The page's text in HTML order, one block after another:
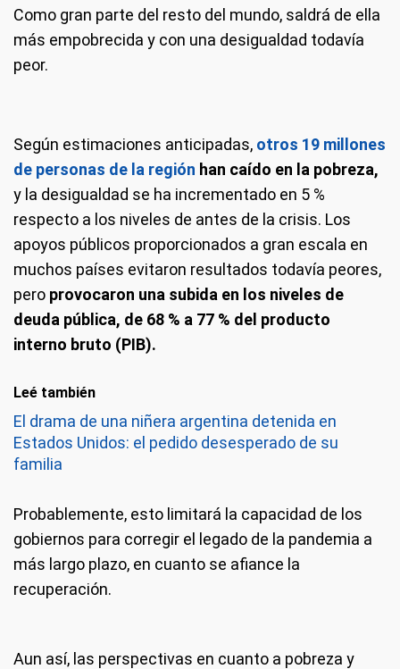
Como gran parte del resto del mundo, saldrá de ella
más empobrecida y con una desigualdad todavía
peor.
Según estimaciones anticipadas, otros 19 millones
de personas de la región han caído en la pobreza,
y la desigualdad se ha incrementado en 5 %
respecto a los niveles de antes de la crisis. Los
apoyos públicos proporcionados a gran escala en
muchos países evitaron resultados todavía peores,
pero provocaron una subida en los niveles de
deuda pública, de 68 % a 77 % del producto
interno bruto (PIB).
Leé también
El drama de una niñera argentina detenida en
Estados Unidos: el pedido desesperado de su
familia
Probablemente, esto limitará la capacidad de los
gobiernos para corregir el legado de la pandemia a
más largo plazo, en cuanto se afiance la
recuperación.
Aun así, las perspectivas en cuanto a pobreza y